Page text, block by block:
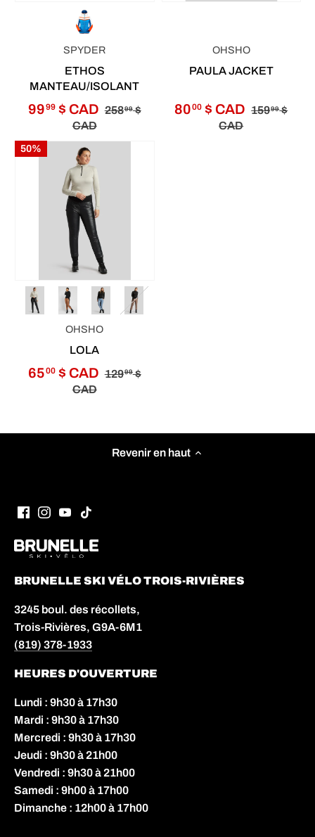
SPYDER
ETHOS
MANTEAU/ISOLANT
9999$ CAD 25899$
CAD
OHSHO
PAULA JACKET
8000 $ CAD 15999$
CAD
50%
OHSHO
LOLA
6500$ CAD 12999$
CAD
Revenir en haut
BRUNELLE SKI VÉLO TROIS-RIVIÈRES
3245 boul. des récollets,
Trois-Rivières, G9A-6M1
(819) 378-1933
HEURES D'OUVERTURE
Lundi : 9h30 à 17h30
Mardi : 9h30 à 17h30
Mercredi : 9h30 à 17h30
Jeudi : 9h30 à 21h00
Vendredi : 9h30 à 21h00
Samedi : 9h00 à 17h00
Dimanche : 12h00 à 17h00